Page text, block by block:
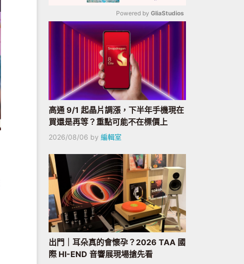
Mute
Powered by GliaStudios
高通 9/1 起晶片調漲，下半年手機現在
買還是再等？重點可能不在標價上
2026/08/06 by 編輯室
出門｜耳朵真的會懷孕？2026 TAA 國
際 HI-END 音響展現場搶先看